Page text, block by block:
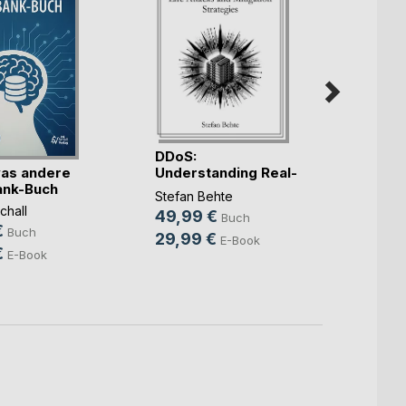
andere
Buch
Buch
E-Book
DDoS:
Understanding Real-
Life Atta(...)
Stefan Behte
49,99 € Buch
29,99 € E-Book